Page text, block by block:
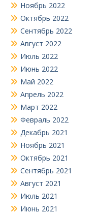
Ноябрь 2022
Октябрь 2022
Сентябрь 2022
Август 2022
Июль 2022
Июнь 2022
Май 2022
Апрель 2022
Март 2022
Февраль 2022
Декабрь 2021
Ноябрь 2021
Октябрь 2021
Сентябрь 2021
Август 2021
Июль 2021
Июнь 2021